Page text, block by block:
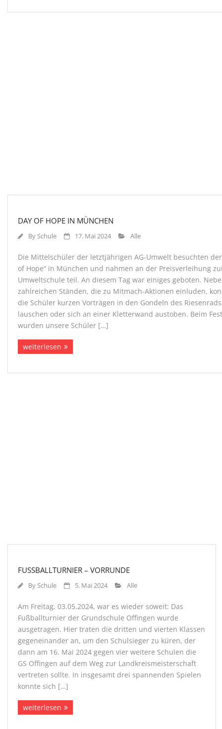
DAY OF HOPE IN MÜNCHEN
BySchule 17. Mai 2024 Alle
Die Mittelschüler der letztjährigen AG-Umwelt besuchten
of Hope“ in München und nahmen an der Preisverleihung
Umweltschule teil. An diesem Tag war einiges geboten.
zahlreichen Ständen, die zu Mitmach-Aktionen einluden,
die Schüler kurzen Vorträgen in den Gondeln des Riesenrads
lauschen oder sich an einer Kletterwand austoben. Beim
wurden unsere Schüler […]
weiterlesen
FUSSBALLTURNIER – VORRUNDE
BySchule 5. Mai 2024 Alle
Am Freitag, 03.05.2024, war es wieder soweit: Das
Fußballturnier der Grundschule Offingen wurde
ausgetragen. Hier traten die dritten und vierten Klassen
gegeneinander an, um den Schulsieger zu küren, der
dann am 16. Mai 2024 gegen vier weitere Schulen die
GS Offingen auf dem Weg zur Landkreismeisterschaft
vertreten sollte. In insgesamt drei spannenden Spielen
konnte sich […]
weiterlesen